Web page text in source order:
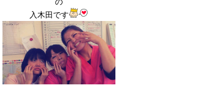
の
入木田です